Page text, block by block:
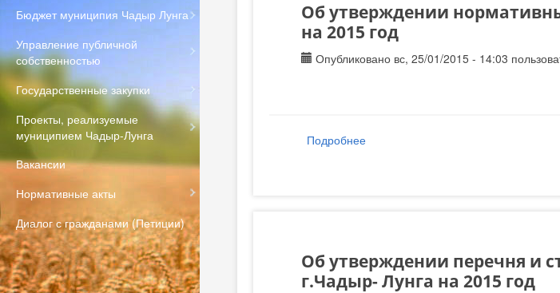
Бюджет муниципия Чадыр Лунга
Управление публичной
собственностью
Государственные закупки
Проекты, реализуемые
муниципием Чадыр-Лунга
Вакансии
Нормативные акты
Диалог с гражданами (Петиции)
Об утверждении
на 2015 год
Опубликовано вс, 25/01/2015 - 14:03
Подробнее
Об утверждении перечня и
г.Чадыр- Лунга на 2015 год